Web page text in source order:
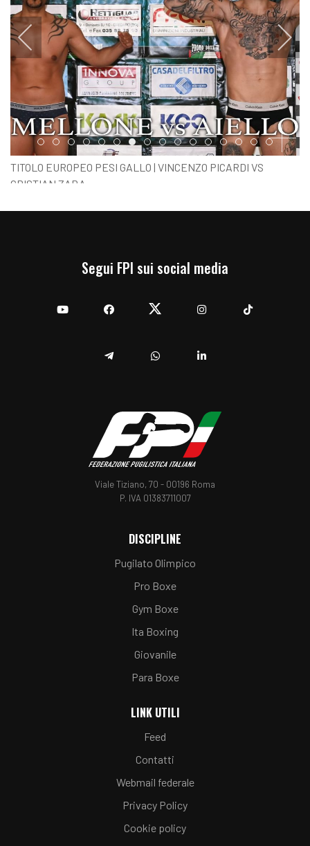
Item 0Item 1Item 2Item 3Item 4Item 5Item 6Item 7Item 8Item 9Item 10
Item 11Item 12
Item 13Item 14
Item 15
TITOLO EUROPEO PESI GALLO | VINCENZO PICARDI VS
CRISTIAN ZARA
PESO SOTTOCLOU
Segui FPI sui social media
Viale Tiziano, 70 - 00196 Roma
P. IVA 01383711007
DISCIPLINE
Pugilato Olimpico
Pro Boxe
Gym Boxe
Ita Boxing
Giovanile
Para Boxe
LINK UTILI
Feed
Contatti
Webmail federale
Privacy Policy
Cookie policy